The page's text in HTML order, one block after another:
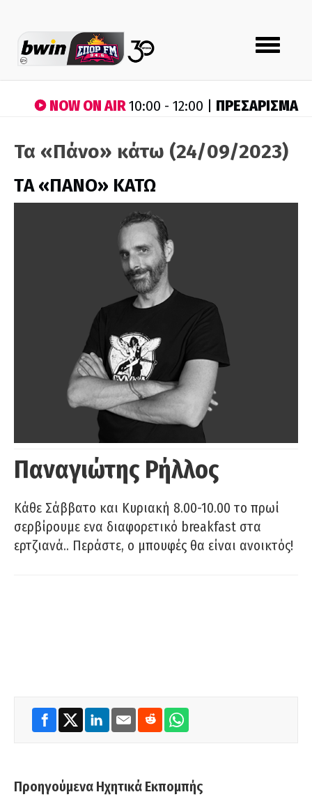
Toggle
navigation
NOW ON AIR10:00 - 12:00 | ΠΡΕΣΑΡΙΣΜΑ
Τα «Πάνο» κάτω (24/09/2023)
ΤA «ΠΑΝΟ» ΚΑΤΩ
Παναγιώτης Ρήλλος
Κάθε Σάββατο και Κυριακή 8.00-10.00 το πρωί
σερβίρουμε ενα διαφορετικό breakfast στα
ερτζιανά.. Περάστε, ο μπουφές θα είναι ανοικτός!
Προηγούμενα Ηχητικά Εκπομπής